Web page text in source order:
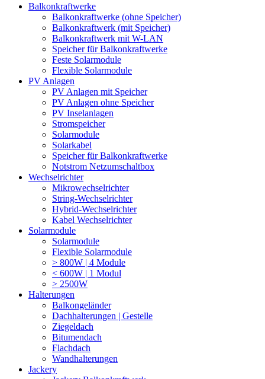
Balkonkraftwerke
Balkonkraftwerke (ohne Speicher)
Balkonkraftwerk (mit Speicher)
Balkonkraftwerk mit W-LAN
Speicher für Balkonkraftwerke
Feste Solarmodule
Flexible Solarmodule
PV Anlagen
PV Anlagen mit Speicher
PV Anlagen ohne Speicher
PV Inselanlagen
Stromspeicher
Solarmodule
Solarkabel
Speicher für Balkonkraftwerke
Notstrom Netzumschaltbox
Wechselrichter
Mikrowechselrichter
String-Wechselrichter
Hybrid-Wechselrichter
Kabel Wechselrichter
Solarmodule
Solarmodule
Flexible Solarmodule
> 800W | 4 Module
< 600W | 1 Modul
> 2500W
Halterungen
Balkongeländer
Dachhalterungen | Gestelle
Ziegeldach
Bitumendach
Flachdach
Wandhalterungen
Jackery